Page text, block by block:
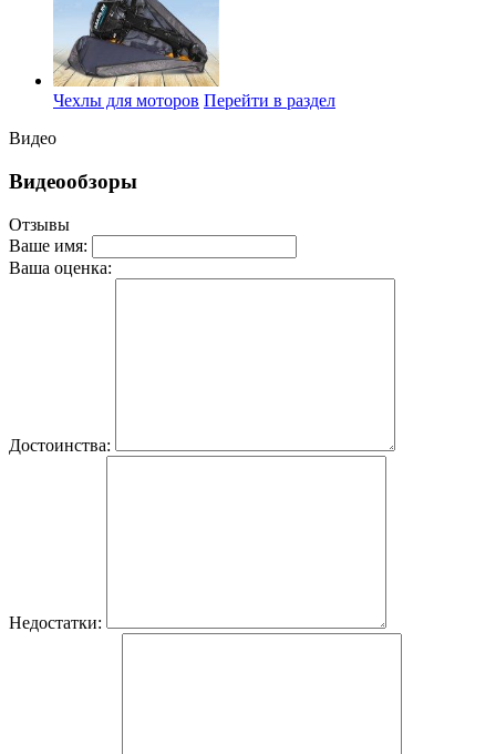
Чехлы для моторов Перейти в раздел
Видео
Видеообзоры
Отзывы
Ваше имя:
Ваша оценка:
Достоинства:
Недостатки: